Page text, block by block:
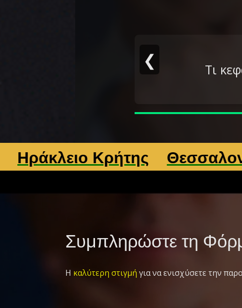
❮ Τι
Κρήτης Θεσσαλονίκη
Συμπληρώστε τη
Η καλύτερη στιγμή για να ενισχύσετε την